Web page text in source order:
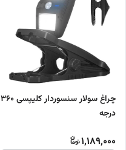
چراغ سولار سنسوردار کلیپسی 360
درجه
1,189,000